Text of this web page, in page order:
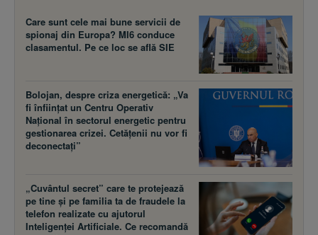
Care sunt cele mai bune servicii de
spionaj din Europa? MI6 conduce
clasamentul. Pe ce loc se află SIE
Bolojan, despre criza energetică: „Va
fi înființat un Centru Operativ
Național în sectorul energetic pentru
gestionarea crizei. Cetățenii nu vor fi
deconectați”
„Cuvântul secret” care te protejează
pe tine și pe familia ta de fraudele la
telefon realizate cu ajutorul
Inteligenței Artificiale. Ce recomandă